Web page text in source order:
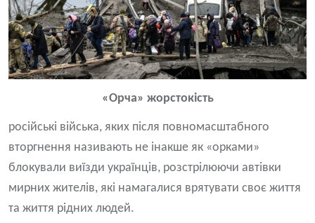
«Орча» жорстокість
російські війська, яких після повномасштабного
вторгнення називають не інакше як «орками»
блокували виїзди українців, розстрілюючи автівки
мирних жителів, які намагалися врятувати своє життя
та життя рідних людей.